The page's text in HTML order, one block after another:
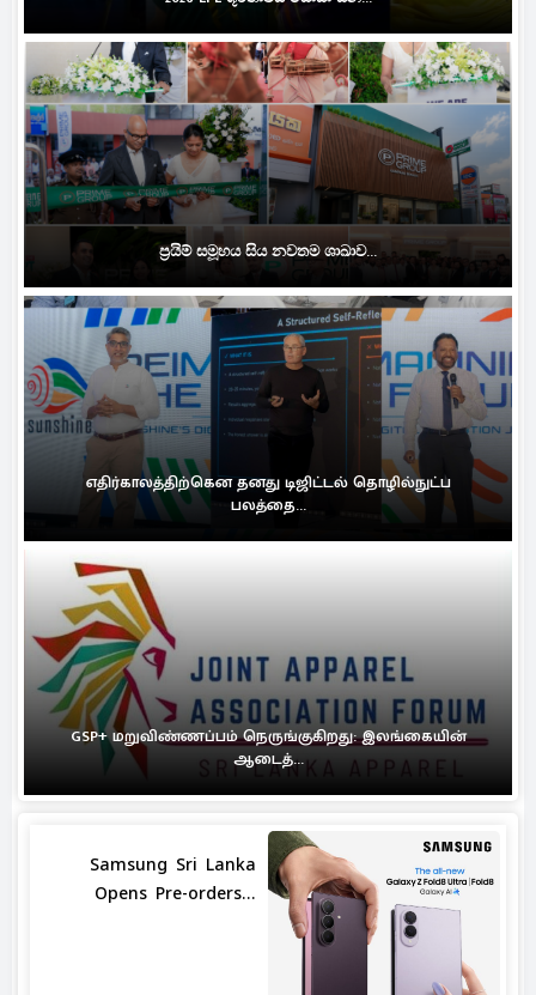
ප්‍රයිම් සමූහය සිය නවතම ශාඛාව...
எதிர்காலத்திற்கென தனது டிஜிட்டல் தொழில்நுட்ப
பலத்தை...
GSP+ மறுவிண்ணப்பம் நெருங்குகிறது: இலங்கையின்
ஆடைத்...
Samsung Sri Lanka
Opens Pre-orders...